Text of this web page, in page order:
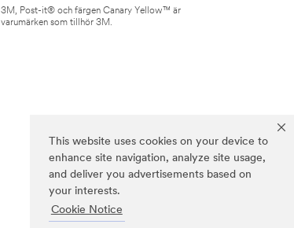
This website uses cookies on your device to
enhance site navigation, analyze site usage,
and deliver you advertisements based on
your interests.
Cookie Notice
3M, Post-it® och färgen Canary Yellow™ är
varumärken som tillhör 3M.